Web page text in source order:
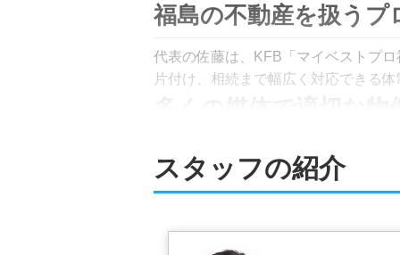
福島の不動産を扱う
代表の佐藤は、KFB「マイベストプ
片付け、相続まで幅広く対応できる
な購入希望者への訴求を図っていま
媒体を中心に、より一層の情報発信
スタッフの紹介